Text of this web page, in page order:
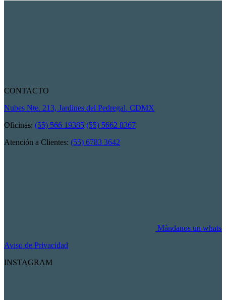
CONTACTO
Nubes Nte. 213, Jardines del Pedregal. CDMX
Oficinas: (55) 566 19385 (55) 5662 8367
Atención a Clientes: (55) 6783 3642
Mándanos un whats
Aviso de Privacidad
INSTAGRAM